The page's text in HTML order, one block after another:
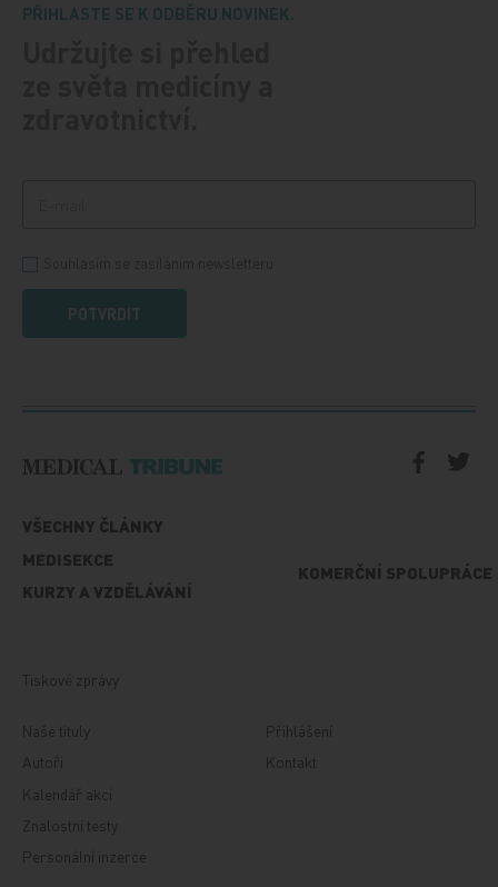
PŘIHLASTE SE K ODBĚRU NOVINEK.
POTVRDIT
VŠECHNY ČLÁNKY
MEDISEKCE
KURZY A VZDĚLÁVÁNÍ
KOMERČNÍ SPOLUPRÁCE
Tiskové zprávy
Naše tituly
Autoři
Kalendář akcí
Znalostní testy
Personální inzerce
Přihlášení
Kontakt